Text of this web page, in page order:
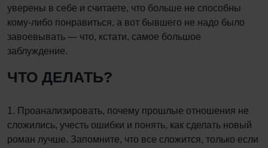
уверены в себе и считаете, что больше не способны
кому-либо понравиться, а вот бывшего не надо было
завоевывать — что, кстати, самое большое
заблуждение.
ЧТО ДЕЛАТЬ?
1. Проанализировать, почему прошлые отношения не
сложились, учесть ошибки и понять, как сделать новый
роман лучше. Запомните, что все сложится, только если